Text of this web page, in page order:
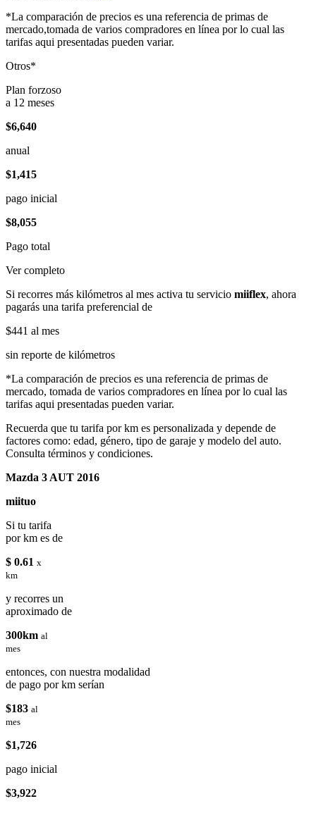
*La comparación de precios es una referencia de primas de
mercado,tomada de varios compradores en línea por lo cual las
tarifas aqui presentadas pueden variar.
Otros*
Plan forzoso
a 12 meses
$6,640
anual
$1,415
pago inicial
$8,055
Pago total
Ver completo
Si recorres más kilómetros al mes activa tu servicio miiflex, ahora
pagarás una tarifa preferencial de
$441 al mes
sin reporte de kilómetros
*La comparación de precios es una referencia de primas de
mercado, tomada de varios compradores en línea por lo cual las
tarifas aqui presentadas pueden variar.
Recuerda que tu tarifa por km es personalizada y depende de
factores como: edad, género, tipo de garaje y modelo del auto.
Consulta términos y condiciones.
Mazda 3 AUT 2016
miituo
Si tu tarifa
por km es de
$ 0.61 x
km
y recorres un
aproximado de
300km al
mes
entonces, con nuestra modalidad
de pago por km serían
$183 al
mes
$1,726
pago inicial
$3,922